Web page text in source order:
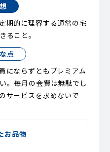
期的に理容する通常の宅
ること。
点
にならずともプレミアム
。毎月の会費は無駄でし
サービスを求めないで
お品物